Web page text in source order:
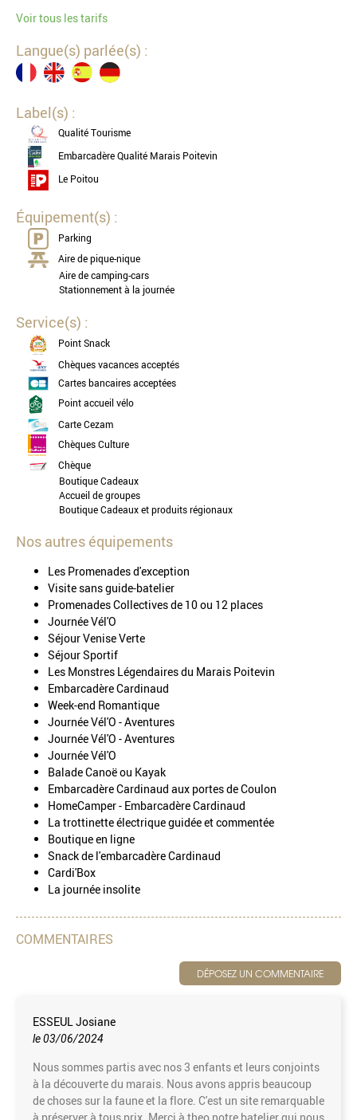
Voir tous les tarifs
Langue(s) parlée(s) :
Label(s) :
Qualité Tourisme
Embarcadère Qualité Marais Poitevin
Le Poitou
Équipement(s) :
Parking
Aire de pique-nique
Aire de camping-cars
Stationnement à la journée
Service(s) :
Point Snack
Chèques vacances acceptés
Cartes bancaires acceptées
Point accueil vélo
Carte Cezam
Chèques Culture
Chèque
Boutique Cadeaux
Accueil de groupes
Boutique Cadeaux et produits régionaux
Nos autres équipements
Les Promenades d'exception
Visite sans guide-batelier
Promenades Collectives de 10 ou 12 places
Journée Vél'O
Séjour Venise Verte
Séjour Sportif
Les Monstres Légendaires du Marais Poitevin
Embarcadère Cardinaud
Week-end Romantique
Journée Vél'O - Aventures
Journée Vél'O - Aventures
Journée Vél'O
Balade Canoë ou Kayak
Embarcadère Cardinaud aux portes de Coulon
HomeCamper - Embarcadère Cardinaud
La trottinette électrique guidée et commentée
Boutique en ligne
Snack de l'embarcadère Cardinaud
Cardi'Box
La journée insolite
COMMENTAIRES
DÉPOSEZ UN COMMENTAIRE
ESSEUL Josiane
le 03/06/2024
Nous sommes partis avec nos 3 enfants et leurs conjoints
à la découverte du marais. Nous avons appris beaucoup
de choses sur la faune et la flore. C'est un site remarquable